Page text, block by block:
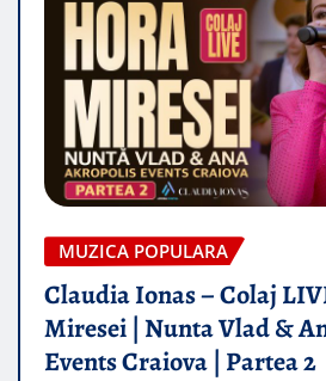
MUZICA POPULARA
Claudia Ionas – Colaj
Miresei | Nunta Vlad &
Events Craiova | Partea 2